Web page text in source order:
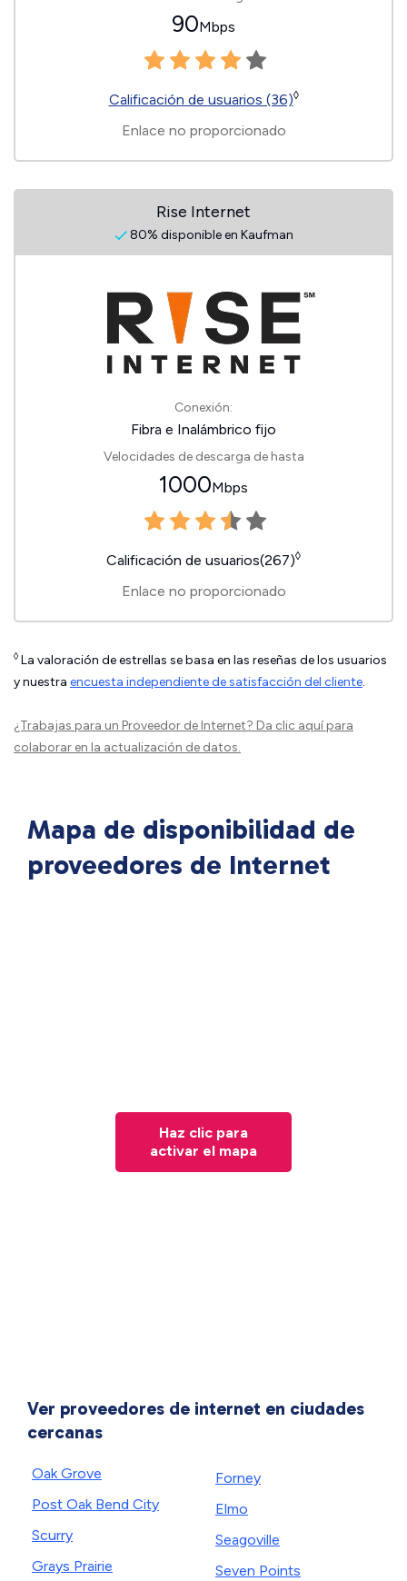
90Mbps
Calificación de usuarios (36)◊
Enlace no proporcionado
Rise Internet
80% disponible en Kaufman
Conexión:
Fibra e Inalámbrico fijo
Velocidades de descarga de hasta
1000Mbps
Calificación de usuarios(267)◊
Enlace no proporcionado
◊ La valoración de estrellas se basa en las reseñas de los usuarios
y nuestra encuesta independiente de satisfacción del cliente.
¿Trabajas para un Proveedor de Internet? Da clic aquípara
colaborar en la actualización de datos.
Mapa de disponibilidad de
proveedores de Internet
Haz clic para
activar el mapa
Ver proveedores de internet en ciudades
cercanas
Oak Grove
Post Oak Bend City
Scurry
Grays Prairie
Forney
Elmo
Seagoville
Seven Points